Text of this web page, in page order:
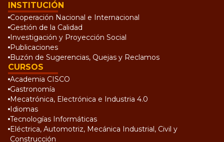
INSTITUCIÓN
Cooperación Nacional e Internacional
Gestión de la Calidad
Investigación y Proyección Social
Publicaciones
Buzón de Sugerencias, Quejas y Reclamos
CURSOS
Academia CISCO
Gastronomía
Mecatrónica, Electrónica e Industria 4.0
Idiomas
Tecnologías Informáticas
Eléctrica, Automotriz, Mecánica Industrial, Civil y
Construcción